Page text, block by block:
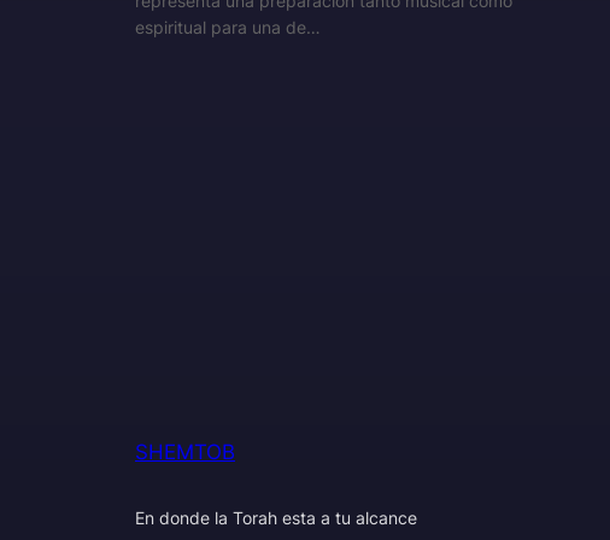
espiritual para una de…
SHEMTOB
En donde la Torah esta a tu alcance